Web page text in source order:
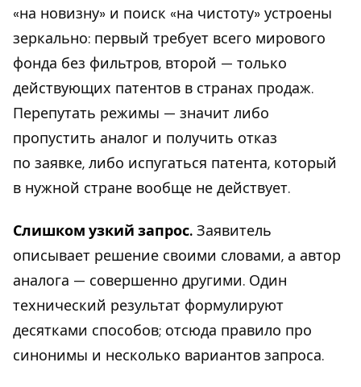
«на новизну» и поиск «на чистоту» устроены
зеркально: первый требует всего мирового
фонда без фильтров, второй — только
действующих патентов в странах продаж.
Перепутать режимы — значит либо
пропустить аналог и получить отказ
по заявке, либо испугаться патента, который
в нужной стране вообще не действует.
Слишком узкий запрос. Заявитель
описывает решение своими словами, а автор
аналога — совершенно другими. Один
технический результат формулируют
десятками способов; отсюда правило про
синонимы и несколько вариантов запроса.